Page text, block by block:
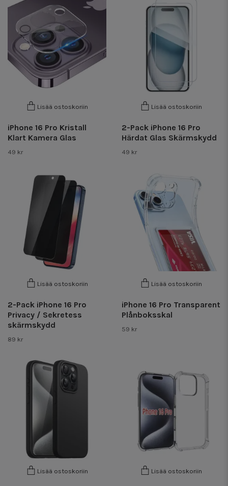
Lisää ostoskoriin
iPhone 16 Pro Kristall
Klart Kamera Glas
49 kr
Lisää ostoskoriin
2-Pack iPhone 16 Pro
Härdat Glas Skärmskydd
49 kr
Lisää ostoskoriin
2-Pack iPhone 16 Pro
Privacy / Sekretess
skärmskydd
89 kr
Lisää ostoskoriin
iPhone 16 Pro Transparent
Plånboksskal
59 kr
Lisää ostoskoriin Lisää ostoskoriin